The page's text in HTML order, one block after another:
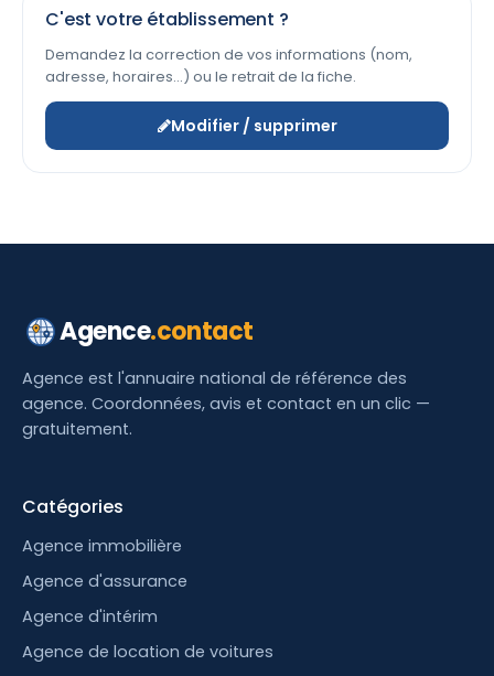
C'est votre établissement ?
Demandez la correction de vos informations (nom,
adresse, horaires…) ou le retrait de la fiche.
Modifier / supprimer
Agence.contact
Agence est l'annuaire national de référence des
agence. Coordonnées, avis et contact en un clic —
gratuitement.
Catégories
Agence immobilière
Agence d'assurance
Agence d'intérim
Agence de location de voitures